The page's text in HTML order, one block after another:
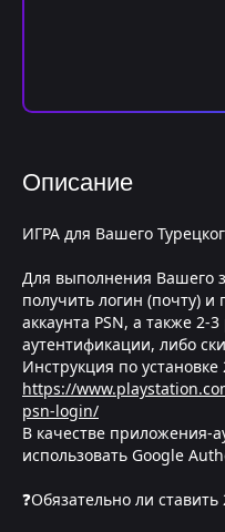
Описание
ИГРА для Вашего
Для выполнения Вашего
получить логин (почту)
аккаунта PSN, а также 2-
аутентификации, либо
Инструкция по
https://
psn-login/
В качестве приложения-
использовать Google
❓Обязательно ли